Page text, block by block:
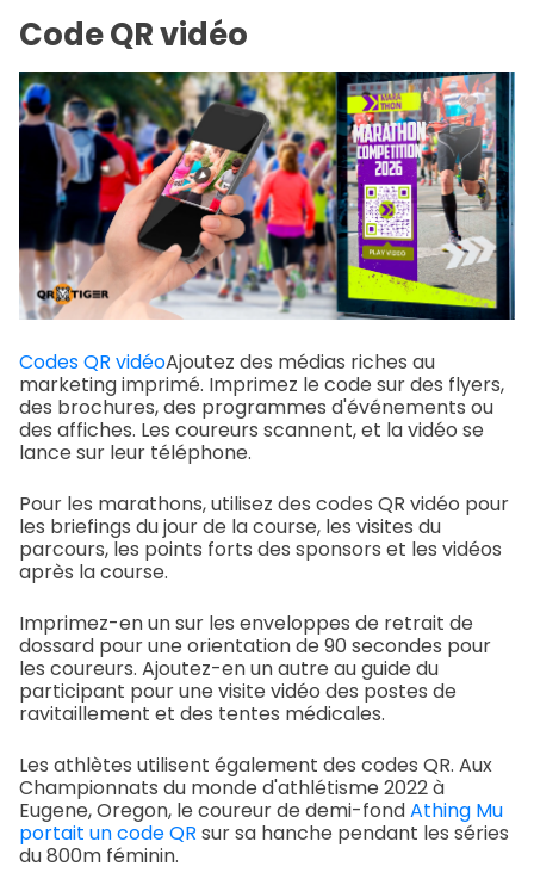
Code QR vidéo
Codes QR vidéoAjoutez des médias riches au
marketing imprimé. Imprimez le code sur des flyers,
des brochures, des programmes d'événements ou
des affiches. Les coureurs scannent, et la vidéo se
lance sur leur téléphone.
Pour les marathons, utilisez des codes QR vidéo pour
les briefings du jour de la course, les visites du
parcours, les points forts des sponsors et les vidéos
après la course.
Imprimez-en un sur les enveloppes de retrait de
dossard pour une orientation de 90 secondes pour
les coureurs. Ajoutez-en un autre au guide du
participant pour une visite vidéo des postes de
ravitaillement et des tentes médicales.
Les athlètes utilisent également des codes QR. Aux
Championnats du monde d'athlétisme 2022 à
Eugene, Oregon, le coureur de demi-fondAthing Mu
portait un code QR sur sa hanche pendant les séries
du 800m féminin.